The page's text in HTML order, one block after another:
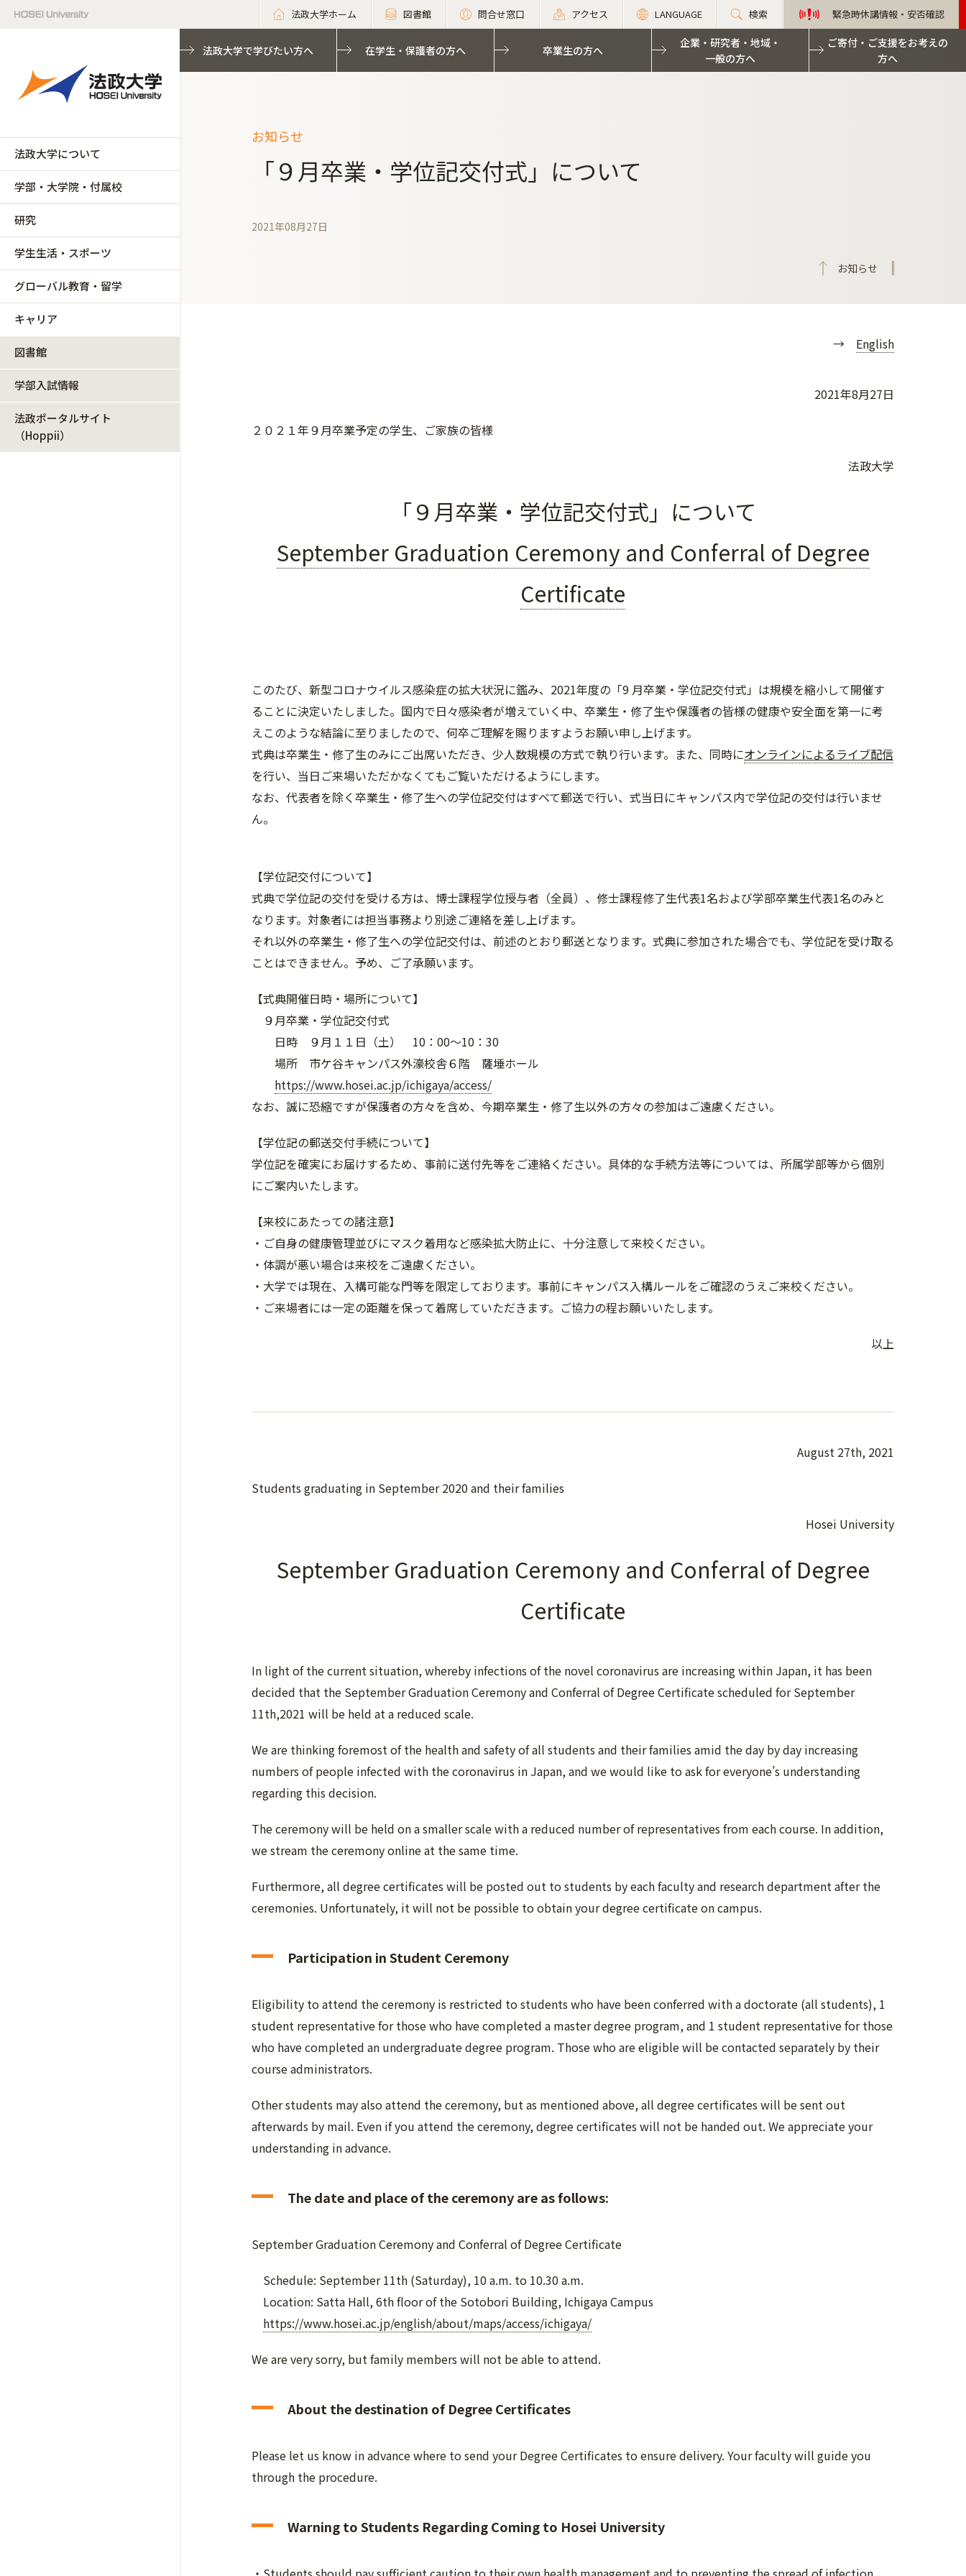
法政大学ホーム 図書館 問合せ窓口 アクセス LANGUAGE 検索 緊急時休講情報・安否確認
法政大学について
学部・大学院・付属校
研究
学生生活・スポーツ
グローバル教育・留学
キャリア
図書館
学部入試情報
法政ポータルサイト
（Hoppii）
法政大学で学びたい方へ 在学生・保護者の方へ 卒業生の方へ
企業・研究者・地域・
一般の方へ
ご寄付・ご支援をお考えの
方へ
お知らせ
「９月卒業・学位記交付式」について
2021年08月27日
お知らせ
→ English
2021年8月27日
２０２１年９月卒業予定の学生、ご家族の皆様
法政大学
「９月卒業・学位記交付式」について
September Graduation Ceremony and Conferral of Degree
Certificate
このたび、新型コロナウイルス感染症の拡大状況に鑑み、2021年度の「9 月卒業・学位記交付式」は規模を縮小して開催す
ることに決定いたしました。国内で日々感染者が増えていく中、卒業生・修了生や保護者の皆様の健康や安全面を第一に考
えこのような結論に至りましたので、何卒ご理解を賜りますようお願い申し上げます。
式典は卒業生・修了生のみにご出席いただき、少人数規模の方式で執り行います。また、同時にオンラインによるライブ配信
を行い、当日ご来場いただかなくてもご覧いただけるようにします。
なお、代表者を除く卒業生・修了生への学位記交付はすべて郵送で行い、式当日にキャンパス内で学位記の交付は行いませ
ん。
【学位記交付について】
式典で学位記の交付を受ける方は、博士課程学位授与者（全員）、修士課程修了生代表1名および学部卒業生代表1名のみと
なります。対象者には担当事務より別途ご連絡を差し上げます。
それ以外の卒業生・修了生への学位記交付は、前述のとおり郵送となります。式典に参加された場合でも、学位記を受け取る
ことはできません。予め、ご了承願います。
【式典開催日時・場所について】
９月卒業・学位記交付式
日時 ９月１１日（土） 10：00～10：30
場所 市ケ谷キャンパス外濠校舎６階 薩埵ホール
https://www.hosei.ac.jp/ichigaya/access/
なお、誠に恐縮ですが保護者の方々を含め、今期卒業生・修了生以外の方々の参加はご遠慮ください。
【学位記の郵送交付手続について】
学位記を確実にお届けするため、事前に送付先等をご連絡ください。具体的な手続方法等については、所属学部等から個別
にご案内いたします。
【来校にあたっての諸注意】
・ご自身の健康管理並びにマスク着用など感染拡大防止に、十分注意して来校ください。
・体調が悪い場合は来校をご遠慮ください。
・大学では現在、入構可能な門等を限定しております。事前にキャンパス入構ルールをご確認のうえご来校ください。
・ご来場者には一定の距離を保って着席していただきます。ご協力の程お願いいたします。
以上
August 27th, 2021
Students graduating in September 2020 and their families
Hosei University
September Graduation Ceremony and Conferral of Degree
Certificate
In light of the current situation, whereby infections of the novel coronavirus are increasing within Japan, it has been
decided that the September Graduation Ceremony and Conferral of Degree Certificate scheduled for September
11th,2021 will be held at a reduced scale.
We are thinking foremost of the health and safety of all students and their families amid the day by day increasing
numbers of people infected with the coronavirus in Japan, and we would like to ask for everyone’s understanding
regarding this decision.
The ceremony will be held on a smaller scale with a reduced number of representatives from each course. In addition,
we stream the ceremony online at the same time.
Furthermore, all degree certificates will be posted out to students by each faculty and research department after the
ceremonies. Unfortunately, it will not be possible to obtain your degree certificate on campus.
Participation in Student Ceremony
Eligibility to attend the ceremony is restricted to students who have been conferred with a doctorate (all students), 1
student representative for those who have completed a master degree program, and 1 student representative for those
who have completed an undergraduate degree program. Those who are eligible will be contacted separately by their
course administrators.
Other students may also attend the ceremony, but as mentioned above, all degree certificates will be sent out
afterwards by mail. Even if you attend the ceremony, degree certificates will not be handed out. We appreciate your
understanding in advance.
The date and place of the ceremony are as follows:
September Graduation Ceremony and Conferral of Degree Certificate
Schedule: September 11th (Saturday), 10 a.m. to 10.30 a.m.
Location: Satta Hall, 6th floor of the Sotobori Building, Ichigaya Campus
https://www.hosei.ac.jp/english/about/maps/access/ichigaya/
We are very sorry, but family members will not be able to attend.
About the destination of Degree Certificates
Please let us know in advance where to send your Degree Certificates to ensure delivery. Your faculty will guide you
through the procedure.
Warning to Students Regarding Coming to Hosei University